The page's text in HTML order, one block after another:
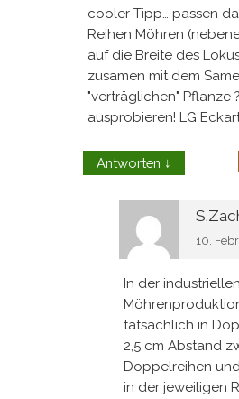
cooler Tipp… passen
Reihen Möhren
auf die Breite des
zusamen mit dem
"verträglichen" Pflanze
ausprobieren! LG
Antworten ↓
10.
In der industriellen
tatsächlich in
2,5 cm Abstand
Doppelreihen
in der jeweiligen